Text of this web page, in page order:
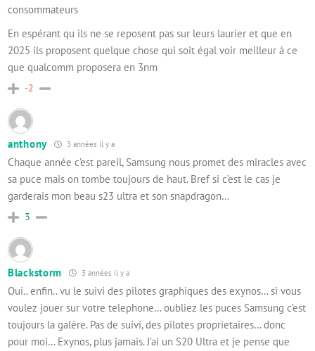
consommateurs
En espérant qu ils ne se reposent pas sur leurs laurier et que en
2025 ils proposent quelque chose qui soit égal voir meilleur à ce
que qualcomm proposera en 3nm
-2
anthony 3 années il y a
Chaque année c’est pareil, Samsung nous promet des miracles avec
sa puce mais on tombe toujours de haut. Bref si c’est le cas je
garderais mon beau s23 ultra et son snapdragon…
3
Blackstorm 3 années il y a
Oui.. enfin.. vu le suivi des pilotes graphiques des exynos… si vous
voulez jouer sur votre telephone… oubliez les puces Samsung c’est
toujours la galère. Pas de suivi, des pilotes proprietaires… donc
pour moi… Exynos, plus jamais. J’ai un S20 Ultra et je pense que